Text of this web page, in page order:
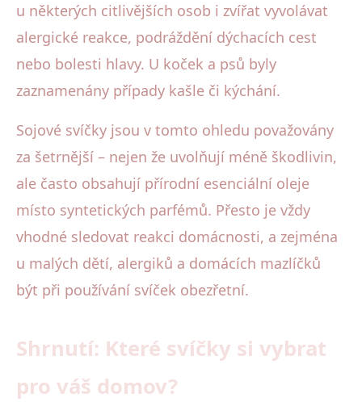
u některých citlivějších osob i zvířat vyvolávat
alergické reakce, podráždění dýchacích cest
nebo bolesti hlavy. U koček a psů byly
zaznamenány případy kašle či kýchání.
Sojové svíčky jsou v tomto ohledu považovány
za šetrnější – nejen že uvolňují méně škodlivin,
ale často obsahují přírodní esenciální oleje
místo syntetických parfémů. Přesto je vždy
vhodné sledovat reakci domácnosti, a zejména
u malých dětí, alergiků a domácích mazlíčků
být při používání svíček obezřetní.
Shrnutí: Které svíčky si vybrat
pro váš domov?